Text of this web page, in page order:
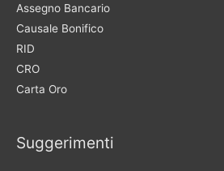
Assegno Bancario
Causale Bonifico
RID
CRO
Carta Oro
Suggerimenti